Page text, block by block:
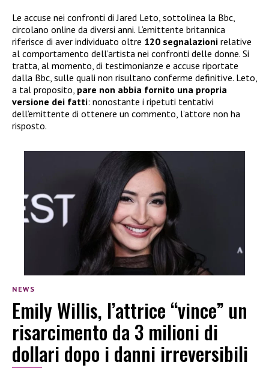
Le accuse nei confronti di Jared Leto, sottolinea la Bbc,
circolano online da diversi anni. L’emittente britannica
riferisce di aver individuato oltre 120 segnalazioni relative
al comportamento dell’artista nei confronti delle donne. Si
tratta, al momento, di testimonianze e accuse riportate
dalla Bbc, sulle quali non risultano conferme definitive. Leto,
a tal proposito, pare non abbia fornito una propria
versione dei fatti: nonostante i ripetuti tentativi
dell’emittente di ottenere un commento, l’attore non ha
risposto.
NEWS
Emily Willis, l’attrice “vince” un
risarcimento da 3 milioni di
dollari dopo i danni irreversibili